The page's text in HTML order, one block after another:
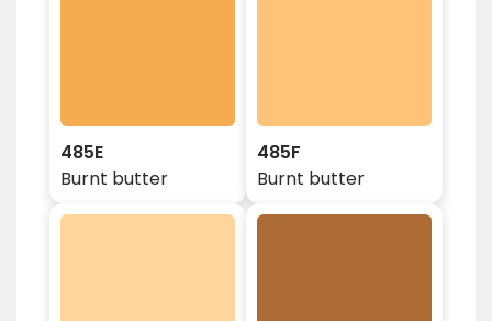
485E
Burnt butter
485F
Burnt butter